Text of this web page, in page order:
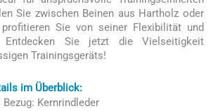
Sie zwischen Beinen aus Hartholz oder
Sie von seiner Flexibilität und
Entdecken Sie jetzt die Vielseitigkeit
Trainingsgeräts!
im Überblick:
Kernrindleder